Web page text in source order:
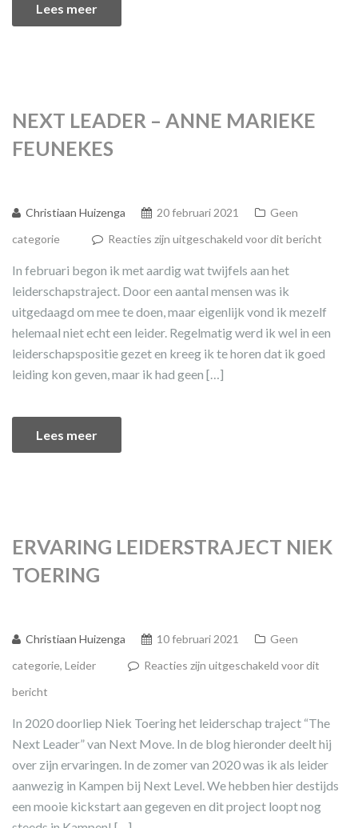
Lees meer
NEXT LEADER – ANNE MARIEKE
FEUNEKES
Christiaan Huizenga 20 februari 2021
Geen
categorie
Reacties zijn uitgeschakeld voor dit bericht
In februari begon ik met aardig wat twijfels aan het
leiderschapstraject. Door een aantal mensen was ik
uitgedaagd om mee te doen, maar eigenlijk vond ik mezelf
helemaal niet echt een leider. Regelmatig werd ik wel in een
leiderschapspositie gezet en kreeg ik te horen dat ik goed
leiding kon geven, maar ik had geen […]
Lees meer
ERVARING LEIDERSTRAJECT NIEK
TOERING
Christiaan Huizenga 10 februari 2021
Geen
categorie, Leider
Reacties zijn uitgeschakeld voor dit
bericht
In 2020 doorliep Niek Toering het leiderschap traject “The
Next Leader” van Next Move. In de blog hieronder deelt hij
over zijn ervaringen. In de zomer van 2020 was ik als leider
aanwezig in Kampen bij Next Level. We hebben hier destijds
een mooie kickstart aan gegeven en dit project loopt nog